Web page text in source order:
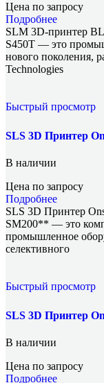
Цена по запросу
Подробнее
SLM 3D-принтер
S450T — это
нового поколения,
Technologies
Быстрый просмотр
SLS 3D Принтер
В наличии
Цена по запросу
Подробнее
SLS 3D Принтер
SM200** — это
промышленное
селективного
Быстрый просмотр
SLS 3D Принтер
В наличии
Цена по запросу
Подробнее